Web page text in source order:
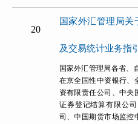
20
国家外汇管理局
及交易统计业务指
国家外汇管理局各省、
在京全国性中资银行、
资有限责任公司、中央
证券登记结算有限公
司、中国期货市场监控